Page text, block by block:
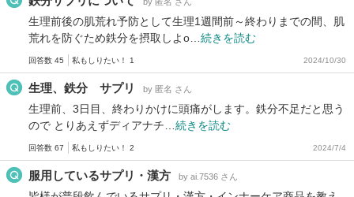
生理前後の肌荒れ予防として生理1週間前～終わりまでの間、肌
荒れを防ぐため鉄分を摂取しよo… 続きを読む
回答数 45 私もしりたい！ 1 2024/10/30
生理、鉄分 サプリ by 匿名 さん
生理前、3日目、終わりかけに頭痛がします。鉄分不足だと思う
ので とりあえずディアナチ… 続きを読む
回答数 67 私もしりたい！ 2 2024/7/4
服用しているサプリ・漢方 by ai.7536 さん